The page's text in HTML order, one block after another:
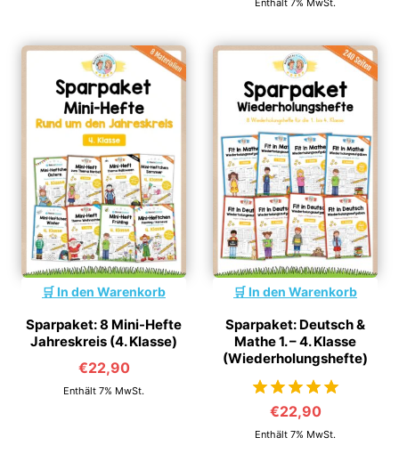
Enthält 7% MwSt.
In den Warenkorb
Sparpaket: 8 Mini-Hefte
Jahreskreis (4. Klasse)
€22,90
Enthält 7% MwSt.
In den Warenkorb
Sparpaket: Deutsch &
Mathe 1. – 4. Klasse
(Wiederholungshefte)
von 5
€22,90
Enthält 7% MwSt.